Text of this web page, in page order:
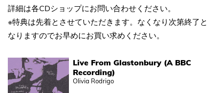
詳細は各CDショップにお問い合わせください。
※特典は先着とさせていただきます。なくなり次第終了と
なりますのでお早めにお買い求めください。
Live From Glastonbury (A BBC
Recording)
Olivia Rodrigo